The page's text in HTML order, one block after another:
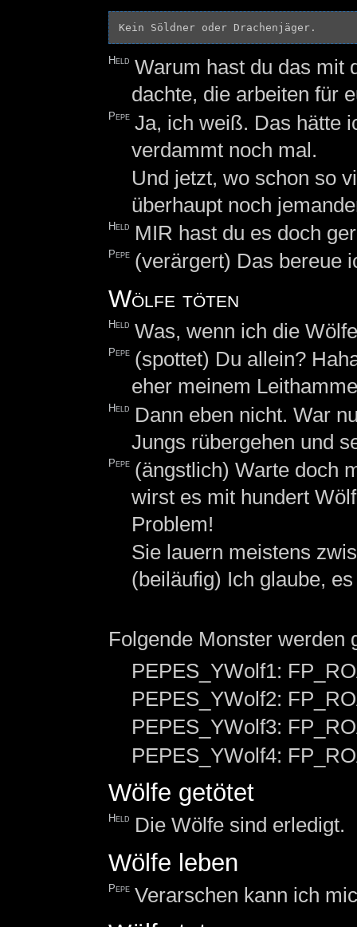
Held Warum hast du das mit
dachte, die arbeiten für
Pepe Ja, ich weiß. Das hätte
verdammt noch mal.
Und jetzt, wo schon so
überhaupt noch
Held MIR hast du es doch
Pepe (verärgert) Das bereue
Wölfe töten
Held Was, wenn ich die
Pepe (spottet) Du allein?
eher meinem
Held
Dann eben nicht. War
Jungs rübergehen und
Pepe (ängstlich) Warte doch
wirst es mit hundert
Problem!
Sie lauern meistens
(beiläufig) Ich glaube,
Folgende Monster werden
PEPES_YWolf1:
PEPES_YWolf2:
PEPES_YWolf3:
PEPES_YWolf4:
Wölfe getötet
Held Die Wölfe sind erledigt.
Wölfe leben
Pepe Verarschen kann ich